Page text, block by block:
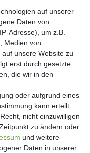
auf unserer
Daten von
Adresse), um z.B.
Medien von
unsere Website zu
erst durch gesetzte
die wir in den
oder aufgrund eines
kann erteilt
nicht einzuwilligen
zu ändern oder
und weitere
Daten in unserer